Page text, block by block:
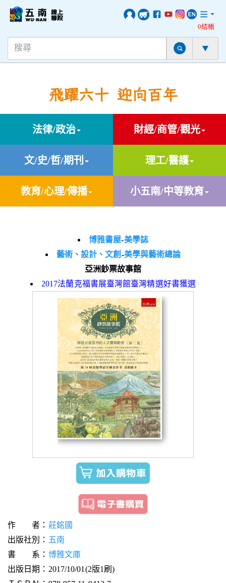
0結帳
飛躍六十 迎向百年
法律/政治 財經/商管/觀光
文/史/哲/期刊 理工/醫護
教育/心理/傳播 小五南/中等教育
博雅書屋-美學誌
藝術、設計、文創 -美學與藝術總論
亞洲鈔票故事館
2017法蘭克福書展臺灣館臺灣精選好書獲選
作 者： 莊銘國
出版社別： 五南
書 系： 博雅文庫
出版日期：2017/10/01(2版1刷)